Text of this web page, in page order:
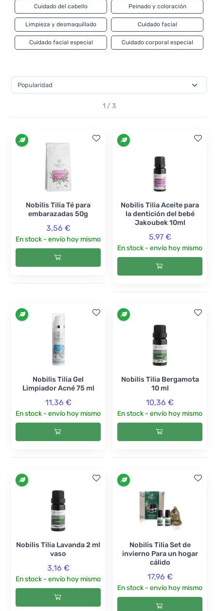
Cuidado del cabello Peinado y coloración
Limpieza y desmaquillado Cuidado facial
Cuidado facial especial Cuidado corporal especial
1 / 3
Nobilis Tilia Té para
embarazadas 50g
3,56 €
En stock - envío hoy mismo
Nobilis Tilia Aceite para
la dentición del bebé
Jakoubek 10ml
5,97 €
En stock - envío hoy mismo
Nobilis Tilia Gel
Limpiador Acné 75 ml
11,36 €
En stock - envío hoy mismo
Nobilis Tilia Bergamota
10 ml
10,36 €
En stock - envío hoy mismo
Nobilis Tilia Lavanda 2 ml
vaso
3,16 €
En stock - envío hoy mismo
Nobilis Tilia Set de
invierno Para un hogar
cálido
17,96 €
En stock - envío hoy mismo